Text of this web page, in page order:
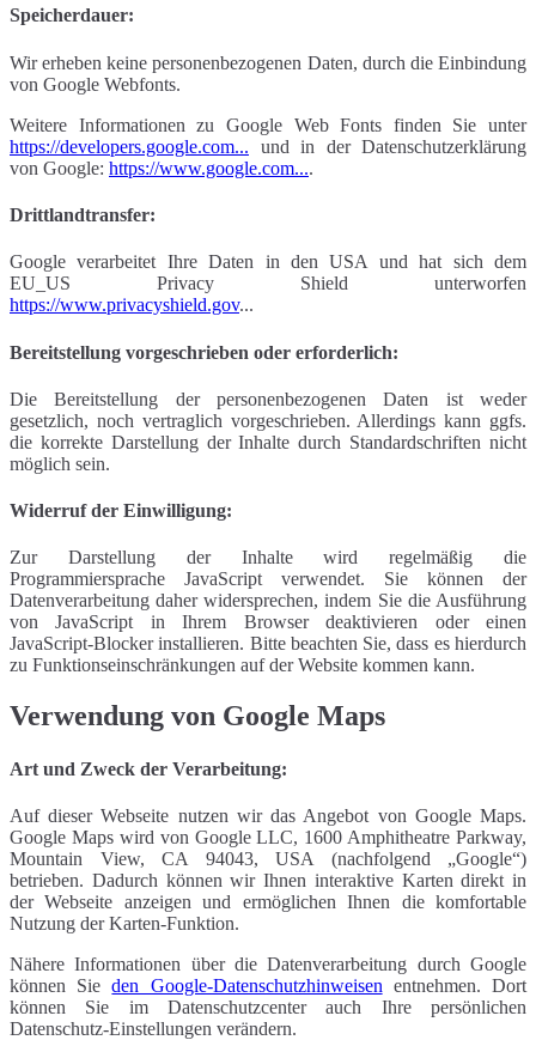
Speicherdauer:
Wir erheben keine personenbezogenen Daten, durch die Einbindung
von Google Webfonts.
Weitere Informationen zu Google Web Fonts finden Sie unter
https://developers.google.com... und in der Datenschutzerklärung
von Google: https://www.google.com....
Drittlandtransfer:
Google verarbeitet Ihre Daten in den USA und hat sich dem
EU_US Privacy Shield unterworfen
https://www.privacyshield.gov...
Bereitstellung vorgeschrieben oder erforderlich:
Die Bereitstellung der personenbezogenen Daten ist weder
gesetzlich, noch vertraglich vorgeschrieben. Allerdings kann ggfs.
die korrekte Darstellung der Inhalte durch Standardschriften nicht
möglich sein.
Widerruf der Einwilligung:
Zur Darstellung der Inhalte wird regelmäßig die
Programmiersprache JavaScript verwendet. Sie können der
Datenverarbeitung daher widersprechen, indem Sie die Ausführung
von JavaScript in Ihrem Browser deaktivieren oder einen
JavaScript-Blocker installieren. Bitte beachten Sie, dass es hierdurch
zu Funktionseinschränkungen auf der Website kommen kann.
Verwendung von Google Maps
Art und Zweck der Verarbeitung:
Auf dieser Webseite nutzen wir das Angebot von Google Maps.
Google Maps wird von Google LLC, 1600 Amphitheatre Parkway,
Mountain View, CA 94043, USA (nachfolgend „Google“)
betrieben. Dadurch können wir Ihnen interaktive Karten direkt in
der Webseite anzeigen und ermöglichen Ihnen die komfortable
Nutzung der Karten-Funktion.
Nähere Informationen über die Datenverarbeitung durch Google
können Sieden Google-Datenschutzhinweisen entnehmen. Dort
können Sie im Datenschutzcenter auch Ihre persönlichen
Datenschutz-Einstellungen verändern.